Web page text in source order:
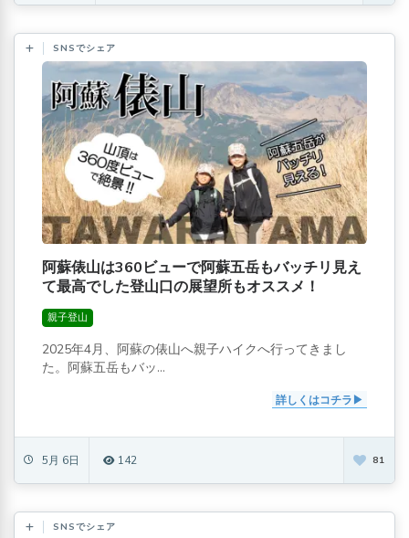
SNSでシェア
阿蘇俵山は360ビューで阿蘇五岳もバッチリ見え
て最高でした登山口の展望所もオススメ！
親子登山
2025年4月、阿蘇の俵山へ親子ハイクへ行ってきまし
た。阿蘇五岳もバッ...
詳しくはコチラ
5月 6日 142 81
SNSでシェア